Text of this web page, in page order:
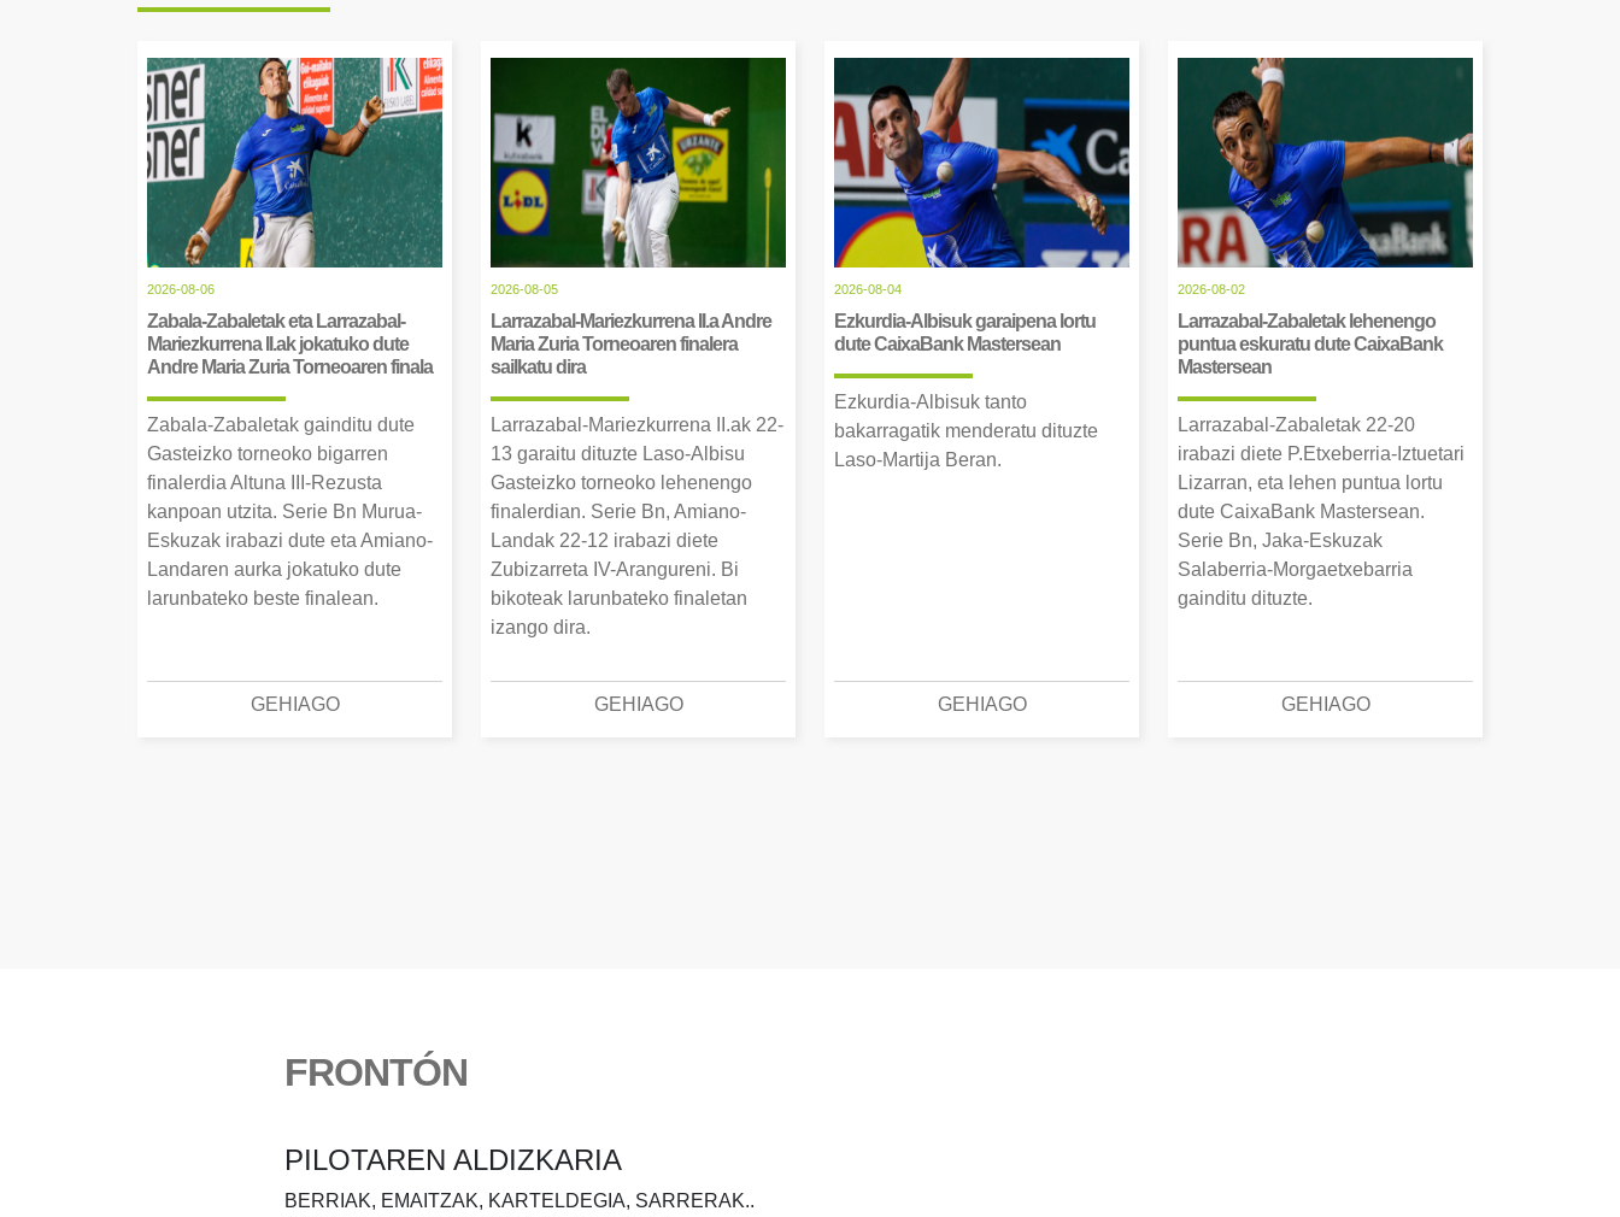
2026-08-06
Zabala-Zabaletak eta Larrazabal-
Mariezkurrena II.ak jokatuko dute
Andre Maria Zuria Torneoaren finala
Zabala-Zabaletak gainditu dute
Gasteizko torneoko bigarren
finalerdia Altuna III-Rezusta
kanpoan utzita. Serie Bn Murua-
Eskuzak irabazi dute eta Amiano-
Landaren aurka jokatuko dute
larunbateko beste finalean.
GEHIAGO
2026-08-05
Larrazabal-Mariezkurrena II.a Andre
Maria Zuria Torneoaren finalera
sailkatu dira
Larrazabal-Mariezkurrena II.ak 22-
13 garaitu dituzte Laso-Albisu
Gasteizko torneoko lehenengo
finalerdian. Serie Bn, Amiano-
Landak 22-12 irabazi diete
Zubizarreta IV-Arangureni. Bi
bikoteak larunbateko finaletan
izango dira.
GEHIAGO
2026-08-04
Ezkurdia-Albisuk garaipena lortu
dute CaixaBank Mastersean
Ezkurdia-Albisuk tanto
bakarragatik menderatu dituzte
Laso-Martija Beran.
GEHIAGO
2026-08-02
Larrazabal-Zabaletak lehenengo
puntua eskuratu dute CaixaBank
Mastersean
Larrazabal-Zabaletak 22-20
irabazi diete P.Etxeberria-Iztuetari
Lizarran, eta lehen puntua lortu
dute CaixaBank Mastersean.
Serie Bn, Jaka-Eskuzak
Salaberria-Morgaetxebarria
gainditu dituzte.
GEHIAGO
FRONTÓN
PILOTAREN ALDIZKARIA
BERRIAK, EMAITZAK, KARTELDEGIA, SARRERAK..